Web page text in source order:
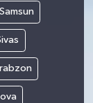
Samsun